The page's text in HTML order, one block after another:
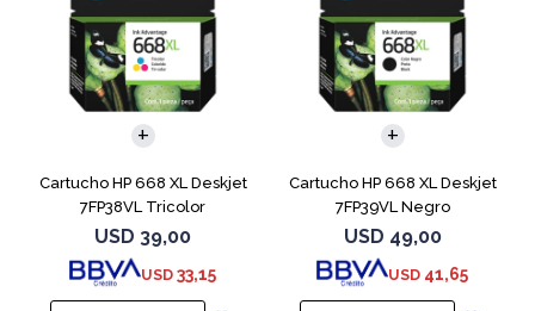
Cartucho HP 668 XL Deskjet
7FP38VL Tricolor
USD 39,00
USD 33,15
Cartucho HP 668 XL Deskjet
7FP39VL Negro
USD 49,00
USD 41,65